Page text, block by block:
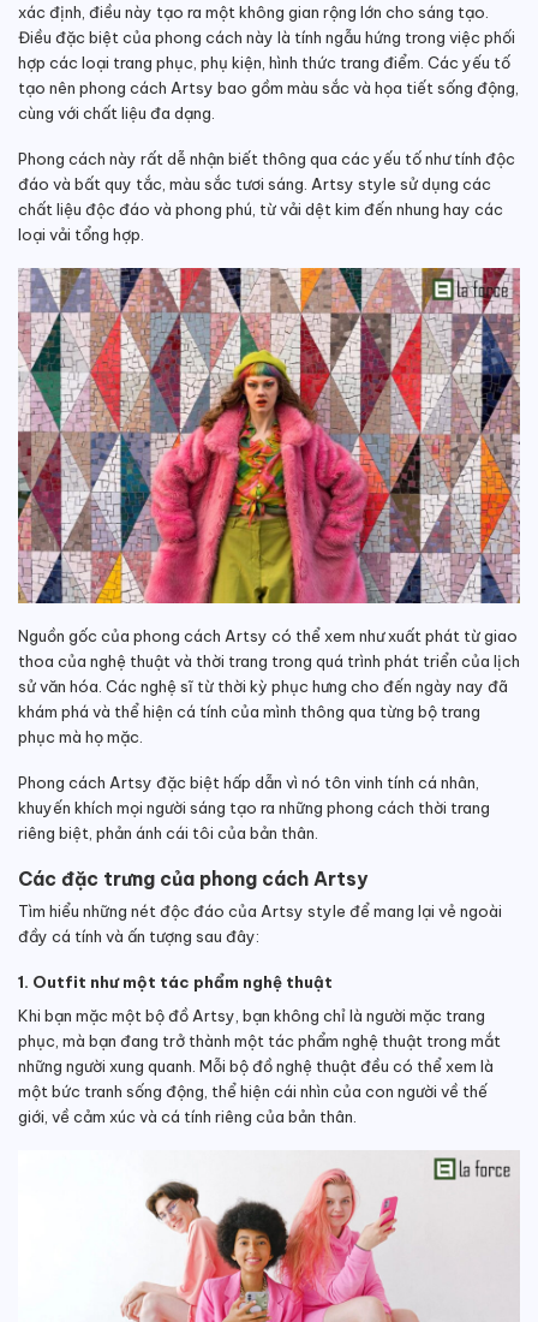
xác định, điều này tạo ra một không gian rộng lớn cho sáng tạo.
Điều đặc biệt của phong cách này là tính ngẫu hứng trong việc phối
hợp các loại trang phục, phụ kiện, hình thức trang điểm. Các yếu tố
tạo nên phong cách Artsy bao gồm màu sắc và họa tiết sống động,
cùng với chất liệu đa dạng.
Phong cách này rất dễ nhận biết thông qua các yếu tố như tính độc
đáo và bất quy tắc, màu sắc tươi sáng. Artsy style sử dụng các
chất liệu độc đáo và phong phú, từ vải dệt kim đến nhung hay các
loại vải tổng hợp.
Nguồn gốc của phong cách Artsy có thể xem như xuất phát từ giao
thoa của nghệ thuật và thời trang trong quá trình phát triển của lịch
sử văn hóa. Các nghệ sĩ từ thời kỳ phục hưng cho đến ngày nay đã
khám phá và thể hiện cá tính của mình thông qua từng bộ trang
phục mà họ mặc.
Phong cách Artsy đặc biệt hấp dẫn vì nó tôn vinh tính cá nhân,
khuyến khích mọi người sáng tạo ra những phong cách thời trang
riêng biệt, phản ánh cái tôi của bản thân.
Các đặc trưng của phong cách Artsy
Tìm hiểu những nét độc đáo của Artsy style để mang lại vẻ ngoài
đầy cá tính và ấn tượng sau đây:
1. Outfit như một tác phẩm nghệ thuật
Khi bạn mặc một bộ đồ Artsy, bạn không chỉ là người mặc trang
phục, mà bạn đang trở thành một tác phẩm nghệ thuật trong mắt
những người xung quanh. Mỗi bộ đồ nghệ thuật đều có thể xem là
một bức tranh sống động, thể hiện cái nhìn của con người về thế
giới, về cảm xúc và cá tính riêng của bản thân.